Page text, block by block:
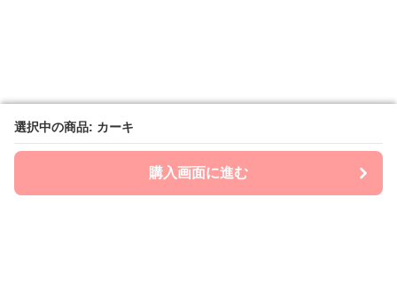
選択中の商品: カーキ
購入画面に進む
選択中の商品: カーキ
購入画面に進む